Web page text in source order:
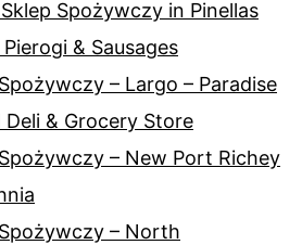
Spożywczy in Pinellas
& Sausages
– Largo – Paradise
& Grocery Store
– New Port Richey
– North